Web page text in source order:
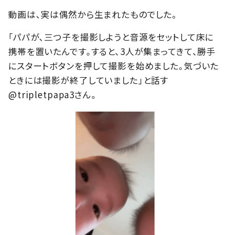
動画は、実は偶然から生まれたものでした。
「パパが、三つ子を撮影しようと音源をセットして床に
携帯を置いたんです。すると、3人が集まってきて、勝手
にスタートボタンを押して撮影を始めました。気づいた
ときには撮影が終了していました」と話す
@tripletpapa3さん。